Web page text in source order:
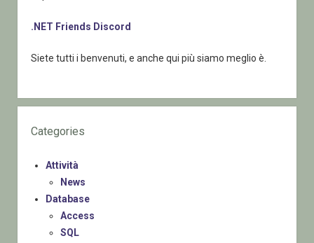
.NET Friends Discord
Siete tutti i benvenuti, e anche qui più siamo meglio è.
Categories
Attività
News
Database
Access
SQL